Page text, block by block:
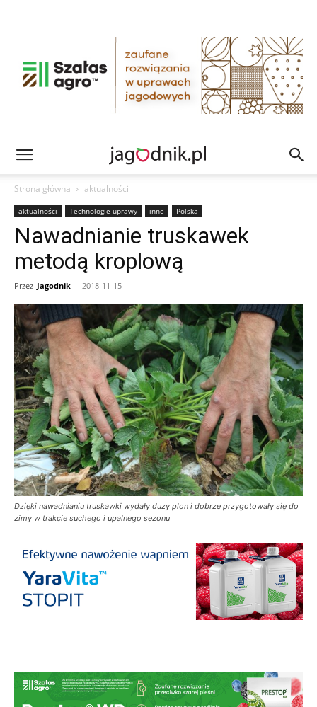
Strona główna aktualności
aktualności Technologie uprawy inne Polska
Nawadnianie truskawek
metodą kroplową
Przez Jagodnik - 2018-11-15
Dzięki nawadnianiu truskawki wydały duzy plon i dobrze przygotowały się do
zimy w trakcie suchego i upalnego sezonu